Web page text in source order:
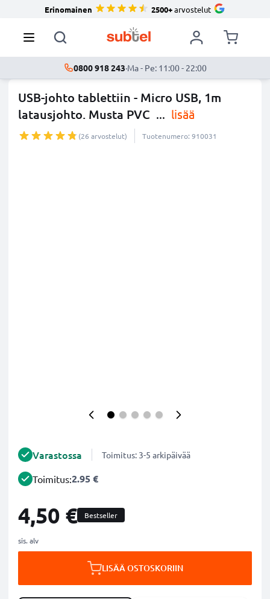
Erinomainen 2500+arvostelut
0800 918 243·Ma - Pe: 11:00 - 22:00
USB-johto tablettiin - Micro USB, 1m
latausjohto. Musta PVC ... lisää
(26 arvostelut) Tuotenumero: 910031
Varastossa Toimitus: 3-5 arkipäivää
Toimitus:2.95 €
4,50 € Bestseller
sis. alv
LISÄÄ OSTOSKORIIN